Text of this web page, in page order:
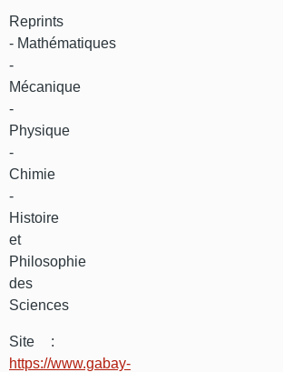
Reprints
- Mathématiques
-
Mécanique
-
Physique
-
Chimie
-
Histoire
et
Philosophie
des
Sciences
Site :
https://www.gabay-